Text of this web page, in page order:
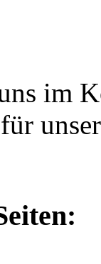
im